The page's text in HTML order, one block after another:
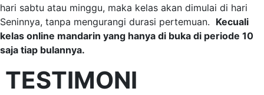
hari sabtu atau minggu, maka kelas akan dimulai di hari
Seninnya, tanpa mengurangi durasi pertemuan. Kecuali
kelas online mandarin yang hanya di buka di periode 10
saja tiap bulannya.
TESTIMONI